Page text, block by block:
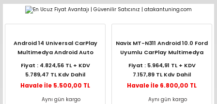
Geri Dön
Geri Dön
Geri Dön
Geri Dön
Hoparlör Takımları
Hoparlör Takımları
Geri Dön
Geri Dön
Geri Dön
Geri Dön
İçinden Ekran Çıkan )
Geri Dön
Android 14 Universal CarPlay
Multimedya Android Auto
4GB+64GB Cadence G70
Fiyat : 4.824,56 TL + KDV
5.789,47 TL Kdv Dahil
Havale İle 5.500,00 TL
Aynı gün kargo
Navix MT-N311 Android 10.0 Ford
Uyumlu CarPlay Multimedya
Double Teyp -Siyah-
Fiyat : 5.964,91 TL + KDV
7.157,89 TL Kdv Dahil
Havale İle 6.800,00 TL
Aynı gün kargo